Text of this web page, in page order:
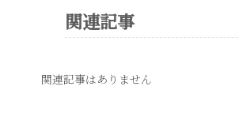
関連記事
関連記事はありません